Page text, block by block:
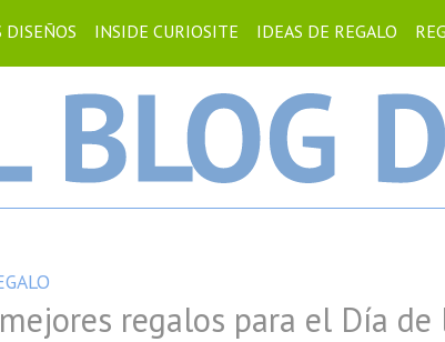
DISEÑOS INSIDE CURIOSITE IDEAS DE REGALO
regalos para el Día de